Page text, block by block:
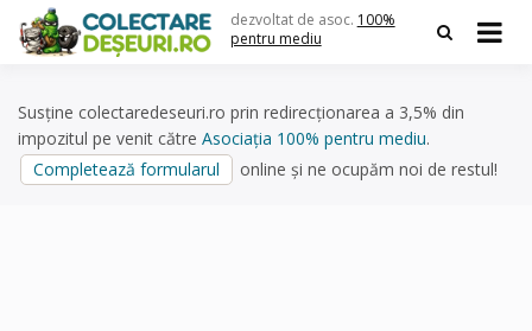
content
dezvoltat de asoc. 100%
pentru mediu
Susține colectaredeseuri.ro prin redirecționarea a 3,5% din
impozitul pe venit către Asociația 100% pentru mediu.
Completează formularul
online și ne ocupăm noi de restul!